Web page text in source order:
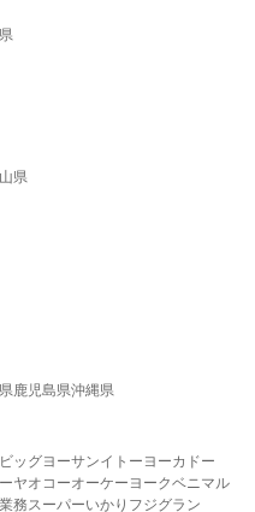
県
鹿児島県沖縄県
ビッグヨーサンイトーヨーカドー
ヤオコーオーケー ヨークベニマル
業務スーパーいかり フジグラン